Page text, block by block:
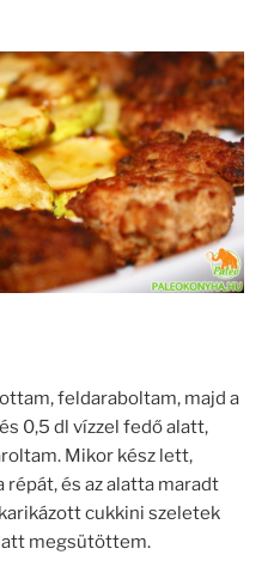
feldaraboltam, majd a
0,5 dl vízzel fedő alatt,
Mikor kész lett,
és az alatta maradt
cukkini szeletek
megsütöttem.